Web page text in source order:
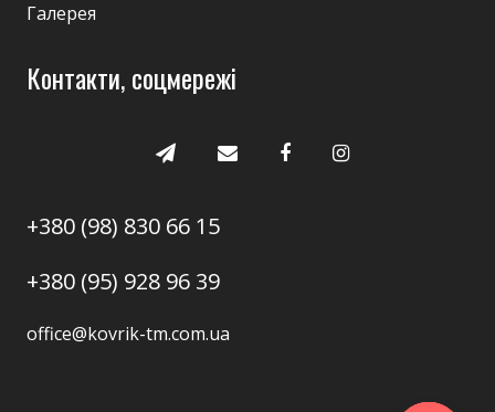
Галерея
Контакти, соцмережі
+380 (98) 830 66 15
+380 (95) 928 96 39
office@kovrik-tm.com.ua